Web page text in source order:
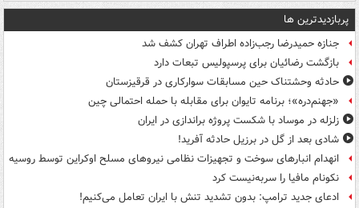
پربازدیدترین ها
جنازه حمیدرضا رجب‌زاده اطراف تهران کشف شد
بازگشت رضائیان برای پرسپولیس تبعات دارد
حادثه وحشتناک حین مسابقات سوارکاری در قرقیزستان
«جهنم‌دره»؛ برنامه تایوان برای مقابله با حمله احتمالی چین
زلزله در موساد با شکست پروژه براندازی در ایران
شادی بعد از گل در برزیل حادثه آفرید!
انهدام انبارهای سوخت و تجهیزات نظامی نیروهای مسلح اوکراین توسط روسیه
نکونام مافیا را سربه‌نیست کرد
ادعای جدید ترامپ: بدون تشدید تنش با ایران تعامل می‌کنیم!